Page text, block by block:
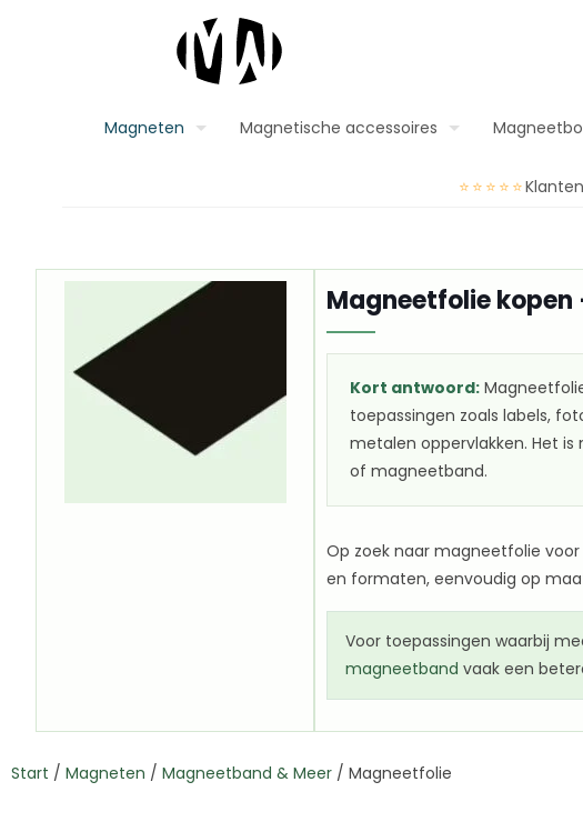
Magneten Magnetische accessoires
⭐⭐⭐⭐⭐
Magneetfolie
Kort antwoord:
toepassingen zoals labels,
metalen oppervlakken. Het
of magneetband.
Op zoek naar magneetfolie
en formaten, eenvoudig op
Voor toepassingen waarbij
magneetband vaak een
Start / Magneten / Magneetband & Meer / Magneetfolie